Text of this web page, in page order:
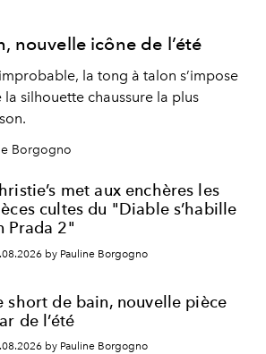
nouvelle icône de l’été
la tong à talon s’impose
silhouette chaussure la plus
Borgogno
met aux enchères les
cultes du "Diable s’habille
Prada 2"
by Pauline Borgogno
short de bain, nouvelle pièce
de l’été
by Pauline Borgogno